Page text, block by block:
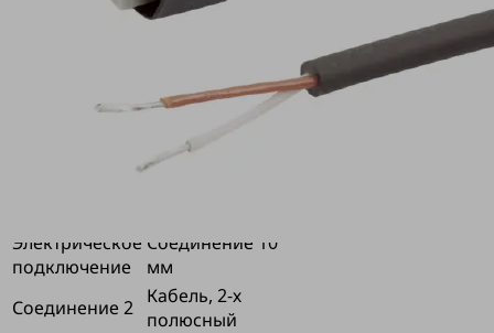
Соединительный
Электрическое
подключение
Cоединение 10
мм
Соединение 2 Кабель, 2-х
полюсный
на